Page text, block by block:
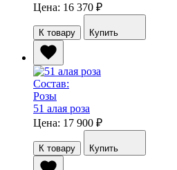
Цена: 16 370 ₽
К товару Купить
Состав:
Розы
51 алая роза
Цена: 17 900 ₽
К товару Купить